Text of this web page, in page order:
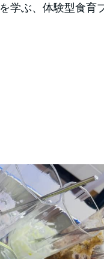
を学ぶ、体験型食育